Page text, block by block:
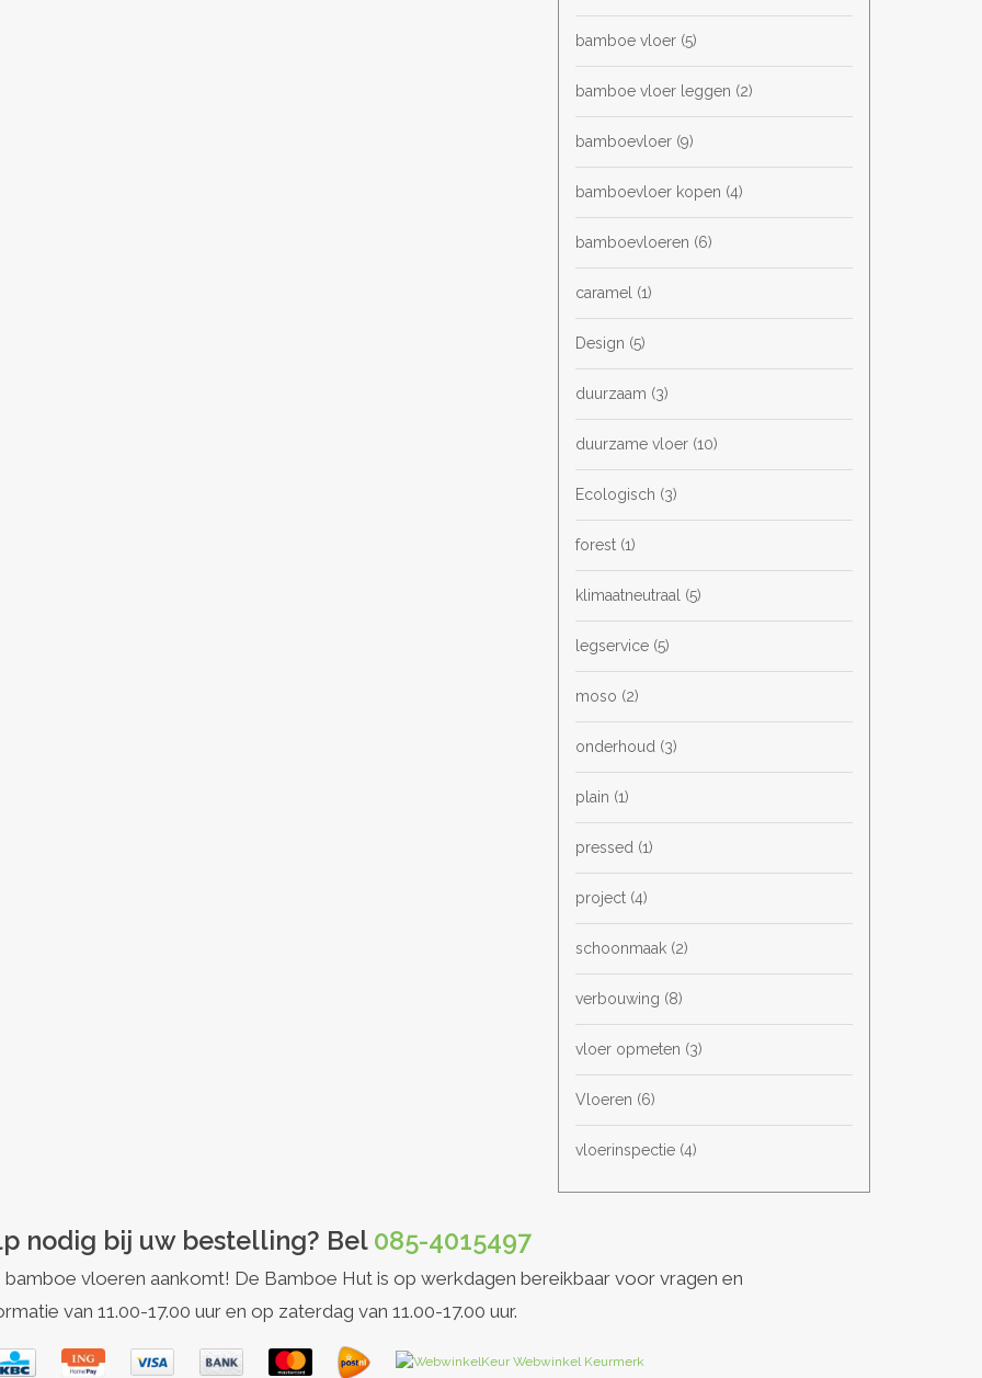
bamboe vloer (5)
bamboe vloer leggen (2)
bamboevloer (9)
bamboevloer kopen (4)
bamboevloeren (6)
caramel (1)
Design (5)
duurzaam (3)
duurzame vloer (10)
Ecologisch (3)
forest (1)
klimaatneutraal (5)
legservice (5)
moso (2)
onderhoud (3)
plain (1)
pressed (1)
project (4)
schoonmaak (2)
verbouwing (8)
vloer opmeten (3)
Vloeren (6)
vloerinspectie (4)
nodig bij uw bestelling? Bel 085-4015497
bamboe vloeren aankomt! De Bamboe Hut is op werkdagen bereikbaar voor vragen en
van 11.00-17.00 uur en op zaterdag van 11.00-17.00 uur.